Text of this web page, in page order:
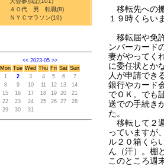
４０代 男 転職(8)
ＮＹＣマラソン(19)
<< 2023-05 >>
Mon Tue Wed Thu Fri Sat Sun
1
2 3 4 5 6
7
8
9 10 11 12 13
14
15
16 17 18 19 20
21
22
23 24 25 26 27
28
29
30 31
移転先への
１９時くらい
移転届や免
ンバーカード
妻がやってく
に委任状とか
人が申請でき
銀行やカード
でＯＫ。でも
送での手続き
た。
移転して２
っていますが
ル２０箱くら
ん（汗）。棚
このところ週